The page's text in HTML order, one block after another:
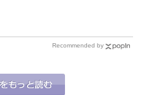
Recommended by